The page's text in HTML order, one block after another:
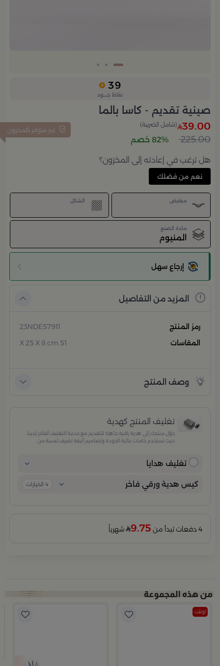
39
نقاط جــــود
صينية تقديم - كاسا بالما
غير متوفر بالمخزون 39.00 (شامل الضريبة)
225.00 82% خصم
هل ترغب في إعادته إلى المخزون؟
نعم من فضلك
مقابض الشكل
مادة الصنع
المنيوم
إرجاع سهل
المزيد من التفاصيل
رمز المنتج
23NDE57911
المقاسات
51 X 25 X 8 cm
وصف المنتج
تغليف المنتج كهدية
حوّل منتجك إلى هدية راقية جاهزة للتقديم مع خدمة التغليف الفاخر لدينا،
حيث نستخدم خامات عالية الجودة وتصاميم أنيقة تضيف لمسة من
تغليف هدايا
كيس هدية ورقي فاخر 4 الخيارات
4 دفعات تبدأ من 9.75 شهرياً
اوتلت